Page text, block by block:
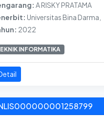
A RISKY PRATAMA
Universitas Bina Darma,
2022
INFORMATIKA